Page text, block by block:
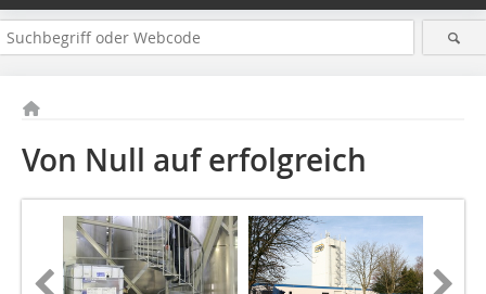
Von Null auf erfolgreich